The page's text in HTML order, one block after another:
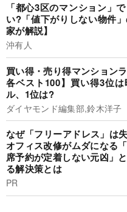
「都心3区のマンション」
い?「値下がりしない物件
家が解説】
沖有人
買い得・売り得マンション
各ベスト100】買い得3位
ル、1位は?
ダイヤモンド編集部,鈴木洋子
なぜ「フリーアドレス」は
オフィス改修がムダになる
席予約が定着しない元凶」
る解決策とは
PR